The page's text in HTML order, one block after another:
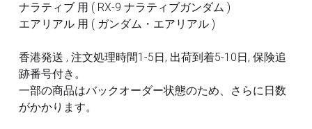
布服 着物
3Mサンディングスポンジ
デカール
その他 ツール
ナラティブ 用 ( RX-9 ナラティブガンダム )
エアリアル 用 ( ガンダム・エアリアル )
香港発送 , 注文処理時間1-5日, 出荷到着5-10日, 保険追
跡番号付き。
一部の商品はバックオーダー状態のため、さらに日数
がかかります。